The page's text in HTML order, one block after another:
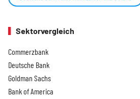
Sektorvergleich
Commerzbank
Deutsche Bank
Goldman Sachs
Bank of America